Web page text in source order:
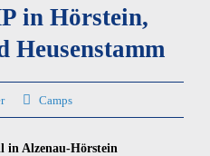
in Hörstein,
Heusenstamm
Camps
in Alzenau-Hörstein